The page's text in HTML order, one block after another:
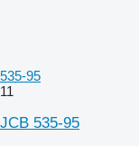
535-95
11
JCB 535-95